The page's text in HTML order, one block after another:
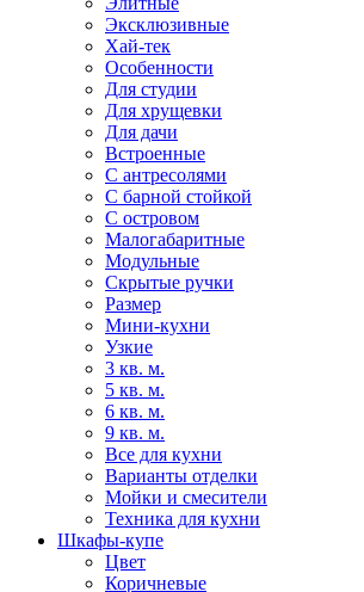
Эксклюзивные
Хай-тек
Особенности
Для студии
Для хрущевки
Для дачи
Встроенные
С антресолями
С барной стойкой
С островом
Малогабаритные
Модульные
Скрытые ручки
Размер
Мини-кухни
Узкие
3 кв. м.
5 кв. м.
6 кв. м.
9 кв. м.
Все для кухни
Варианты отделки
Мойки и смесители
Техника для кухни
Шкафы-купе
Цвет
Коричневые